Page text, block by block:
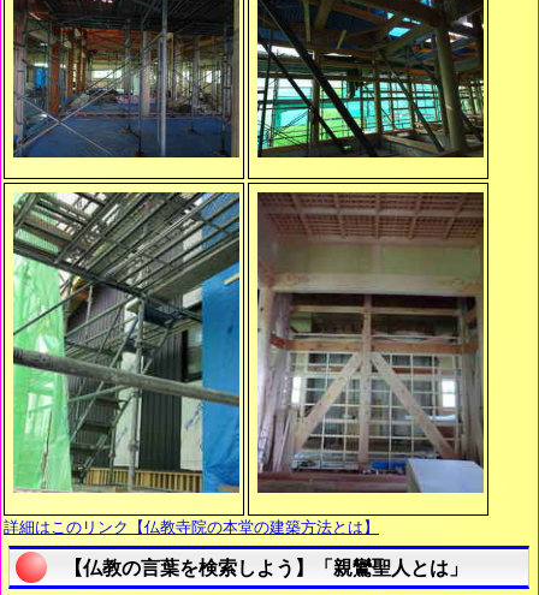
詳細はこのリンク【仏教寺院の本堂の建築方法とは】
【仏教の言葉を検索しよう】「親鸞聖人とは」